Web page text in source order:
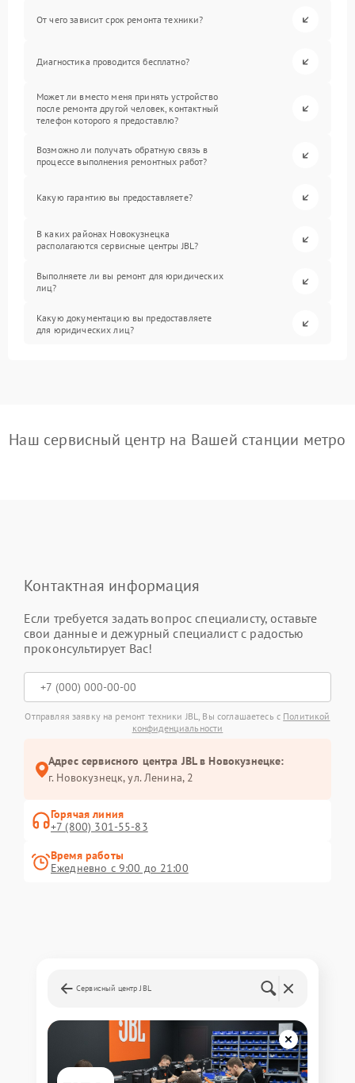
От чего зависит срок ремонта техники?
Диагностика проводится бесплатно?
Может ли вместо меня принять устройство
после ремонта другой человек, контактный
телефон которого я предоставлю?
Возможно ли получать обратную связь в
процессе выполнения ремонтных работ?
Какую гарантию вы предоставляете?
В каких районах Новокузнецка
располагаются сервисные центры JBL?
Выполняете ли вы ремонт для юридических
лиц?
Какую документацию вы предоставляете
для юридических лиц?
Наш сервисный центр на Вашей станции метро
Контактная информация
Если требуется задать вопрос специалисту, оставьте
свои данные и дежурный специалист с радостью
проконсультирует Вас!
Отправляя заявку на ремонт техники JBL, Вы соглашаетесь с Политикой
конфиденциальности
Адрес сервисного центра JBL в Новокузнецке:
г. Новокузнецк, ул. Ленина, 2
Горячая линия
+7 (800) 301-55-83
Время работы
Ежедневно с 9:00 до 21:00
Сервисный центр JBL